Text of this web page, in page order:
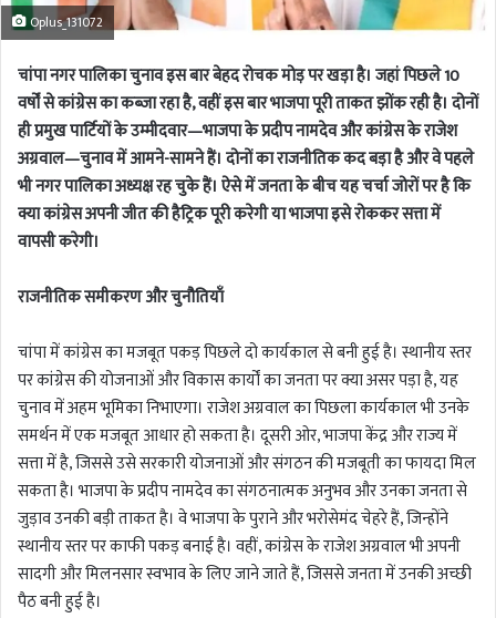
Oplus_131072
चांपा नगर पालिका चुनाव इस बार बेहद रोचक मोड़ पर खड़ा है। जहां पिछले 10
वर्षों से कांग्रेस का कब्जा रहा है, वहीं इस बार भाजपा पूरी ताकत झोंक रही है। दोनों
ही प्रमुख पार्टियों के उम्मीदवार—भाजपा के प्रदीप नामदेव और कांग्रेस के राजेश
अग्रवाल—चुनाव में आमने-सामने हैं। दोनों का राजनीतिक कद बड़ा है और वे पहले
भी नगर पालिका अध्यक्ष रह चुके हैं। ऐसे में जनता के बीच यह चर्चा जोरों पर है कि
क्या कांग्रेस अपनी जीत की हैट्रिक पूरी करेगी या भाजपा इसे रोककर सत्ता में
वापसी करेगी।
राजनीतिक समीकरण और चुनौतियाँ
चांपा में कांग्रेस का मजबूत पकड़ पिछले दो कार्यकाल से बनी हुई है। स्थानीय स्तर
पर कांग्रेस की योजनाओं और विकास कार्यों का जनता पर क्या असर पड़ा है, यह
चुनाव में अहम भूमिका निभाएगा। राजेश अग्रवाल का पिछला कार्यकाल भी उनके
समर्थन में एक मजबूत आधार हो सकता है। दूसरी ओर, भाजपा केंद्र और राज्य में
सत्ता में है, जिससे उसे सरकारी योजनाओं और संगठन की मजबूती का फायदा मिल
सकता है। भाजपा के प्रदीप नामदेव का संगठनात्मक अनुभव और उनका जनता से
जुड़ाव उनकी बड़ी ताकत है। वे भाजपा के पुराने और भरोसेमंद चेहरे हैं, जिन्होंने
स्थानीय स्तर पर काफी पकड़ बनाई है। वहीं, कांग्रेस के राजेश अग्रवाल भी अपनी
सादगी और मिलनसार स्वभाव के लिए जाने जाते हैं, जिससे जनता में उनकी अच्छी
पैठ बनी हुई है।